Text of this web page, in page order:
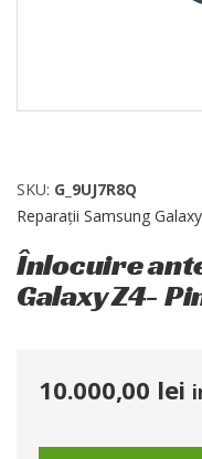
SKU: G_9UJ7R8Q
Reparații Samsung
Înlocuire
Galaxy Z4-
10.000,00 lei